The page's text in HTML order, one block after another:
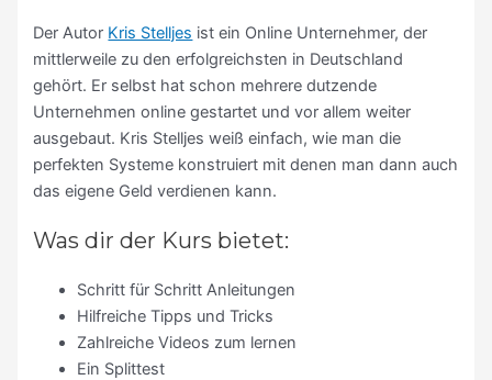
Der Autor Kris Stelljes ist ein Online Unternehmer, der
mittlerweile zu den erfolgreichsten in Deutschland
gehört. Er selbst hat schon mehrere dutzende
Unternehmen online gestartet und vor allem weiter
ausgebaut. Kris Stelljes weiß einfach, wie man die
perfekten Systeme konstruiert mit denen man dann auch
das eigene Geld verdienen kann.
Was dir der Kurs bietet:
Schritt für Schritt Anleitungen
Hilfreiche Tipps und Tricks
Zahlreiche Videos zum lernen
Ein Splittest